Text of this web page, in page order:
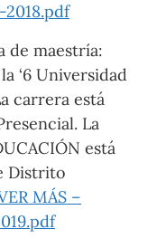
de maestría:
‘6 Universidad
carrera está
La
está
Distrito
MÁS –